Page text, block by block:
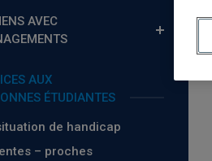
AVEC
AUX
ÉTUDIANTES
de handicap
– proches